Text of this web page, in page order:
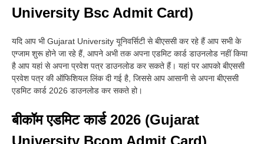
University Bsc Admit Card)
यदि आप भी Gujarat University यूनिवर्सिटी से बीएससी कर रहे हैं आप सभी के
एग्जाम शुरू होने जा रहे हैं, आपने अभी तक अपना एडमिट कार्ड डाउनलोड नहीं किया
है आप यहां से अपना प्रवेश पत्र डाउनलोड कर सकते हैं। यहां पर आपको बीएससी
प्रवेश पत्र की ऑफिशियल लिंक दी गई है, जिससे आप आसानी से अपना बीएससी
एडमिट कार्ड 2026 डाउनलोड कर सकते हो।
बीकॉम एडमिट कार्ड 2026 (Gujarat
University Bcom Admit Card)